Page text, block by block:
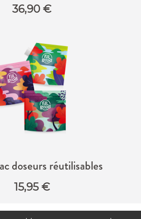
36,90€
doseurs réutilisables
15,95€